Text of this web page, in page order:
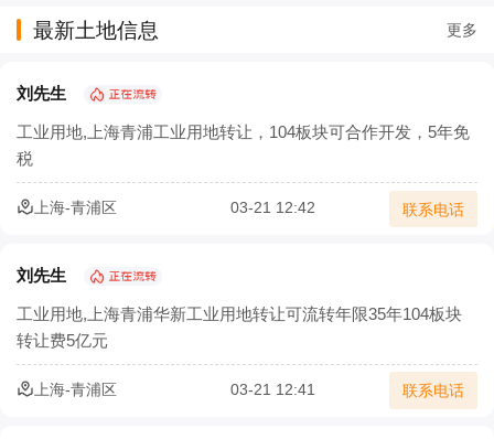
户籍迁出再迁回，土地征收补偿要不要给？
农村三产融合让农业既有 “土味” 又有 “新意”
确保承包地经营权流转价格合理
土地流转怎样实施才能实现效益最大化？
北京市农村土地经营权流转价格模型正式发布
宁夏二轮土地延包1634万余亩承包农户涉及100万余户
安徽省农村集体经济组织土地经营权出租合同
最新土地信息 更多
刘先生
工业用地,上海青浦工业用地转让，104板块可合作开发，5年免
税
上海-青浦区 03-21 12:42 联系电话
刘先生
工业用地,上海青浦华新工业用地转让可流转年限35年104板块
转让费5亿元
上海-青浦区 03-21 12:41 联系电话